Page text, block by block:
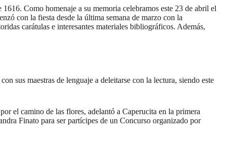
Como homenaje a su memoria celebramos este 23 de abril el
con la fiesta desde la última semana de marzo con la
carátulas e interesantes materiales bibliográficos. Además,
sus maestras de lenguaje a deleitarse con la lectura, siendo este
el camino de las flores, adelantó a Caperucita en la primera
Finato para ser partícipes de un Concurso organizado por